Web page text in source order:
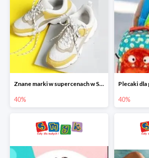
Znane marki w supercenach w Smyku - buty do -40%
40% 40%